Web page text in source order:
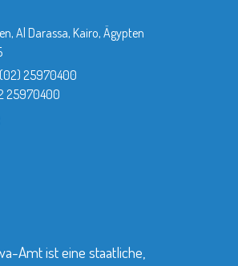
Al Darassa, Kairo, Ägypten
(02) 25970400
25970400
Amt ist eine staatliche,